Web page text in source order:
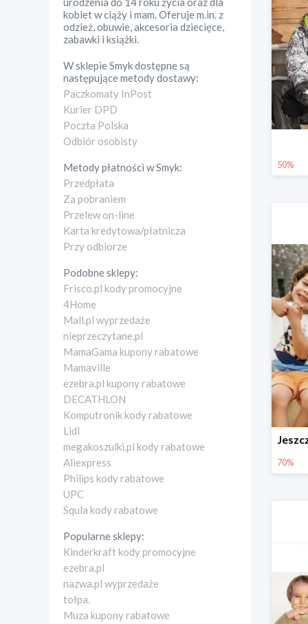
kobiet w ciąży i mam. Oferuje m.in. z
odzież, obuwie, akcesoria dziecięce,
zabawki i książki.
W sklepieSmykdostępne są
następujące metody dostawy:
Paczkomaty InPost
Kurier DPD
Poczta Polska
Odbiór osobisty
Metody płatności wSmyk:
Przedpłata
Za pobraniem
Przelew on-line
Karta kredytowa/płatnicza
Przy odbiorze
Podobne sklepy:
Frisco.pl kody promocyjne
4Home
Mall.pl wyprzedaże
nieprzeczytane.pl
MamaGama kupony rabatowe
Mamaville
ezebra.pl kupony rabatowe
DECATHLON
Komputronik kody rabatowe
Lidl
megakoszulki.pl kody rabatowe
Aliexpress
Philips kody rabatowe
UPC
Squla kody rabatowe
Popularne sklepy:
Kinderkraft kody promocyjne
ezebra.pl
nazwa.pl wyprzedaże
tołpa.
Muza kupony rabatowe
50%
70%